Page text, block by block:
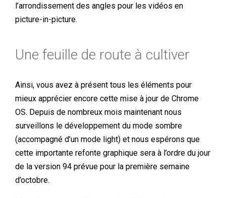
l’arrondissement des angles pour les vidéos en
picture-in-picture.
Une feuille de route à cultiver
Ainsi, vous avez à présent tous les éléments pour
mieux apprécier encore cette mise à jour de Chrome
OS. Depuis de nombreux mois maintenant nous
surveillons le développement du mode sombre
(accompagné d’un mode light) et nous espérons que
cette importante refonte graphique sera à l’ordre du jour
de la version 94 prévue pour la première semaine
d’octobre.